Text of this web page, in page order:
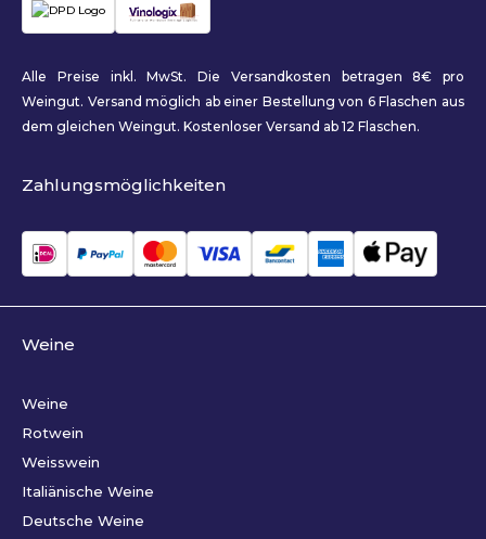
Alle Preise inkl. MwSt. Die Versandkosten betragen 8€ pro
Weingut. Versand möglich ab einer Bestellung von 6 Flaschen aus
dem gleichen Weingut. Kostenloser Versand ab 12 Flaschen.
Zahlungsmöglichkeiten
Weine
Weine
Rotwein
Weisswein
Italiänische Weine
Deutsche Weine